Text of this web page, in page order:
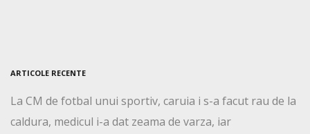
ARTICOLE RECENTE
La CM de fotbal unui sportiv, caruia i s-a facut rau de la
caldura, medicul i-a dat zeama de varza, iar